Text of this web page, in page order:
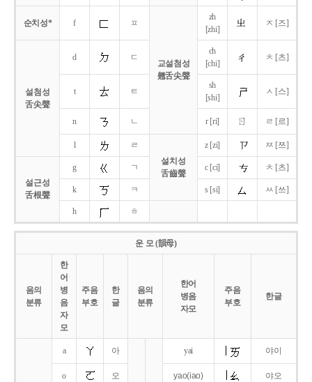
순치성* f ㅍ
교설첨성
翹舌尖聲
zh
[zhi]
ㅈ [즈]
설첨성
舌尖聲
d ㄷ
ch
[chi]
ㅊ [츠]
t ㅌ
sh
[shi]
ㅅ [스]
n ㄴ r [ri] ㄖ ㄹ [르]
l
ㄹ
설치성
舌齒聲
z [zi] ㅉ [쯔]
설근성
舌根聲
g ㄱ c [ci] ㅊ [츠]
k ㅋ s [si] ㅆ [쓰]
h ㅎ
운 모 (韻母)
음의
분류
한
어
병
음
자
모
주음
부호
한
글
음의
분류
한어
병음
자모
주음
부호
한글
a 아 yai 야이
o 오 yao(iao) 야오